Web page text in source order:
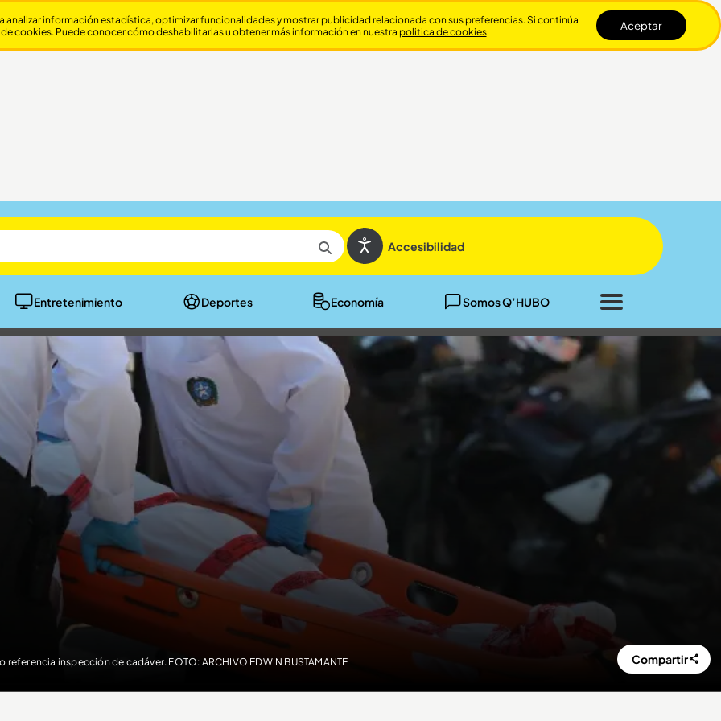
Accesibilidad
Entretenimiento Deportes Economía Somos Q’HUBO
Cerrar
referencia inspección de cadáver. FOTO: ARCHIVO EDWIN BUSTAMANTE Compartir
información estadística, optimizar funcionalidades y mostrar publicidad relacionada con sus preferencias. Si continúa
cookies. Puede conocer cómo deshabilitarlas u obtener más información en nuestra politica de cookies Aceptar